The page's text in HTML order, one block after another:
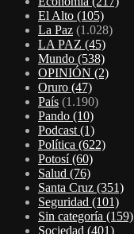
El Alto (105)
La Paz (1.028)
LA PAZ (45)
Mundo (538)
OPINIÓN (2)
Oruro (47)
País (1.190)
Pando (10)
Podcast (1)
Política (622)
Potosí(60)
Salud (76)
Santa Cruz (351)
Seguridad (101)
Sin categoría (159)
Sociedad (401)